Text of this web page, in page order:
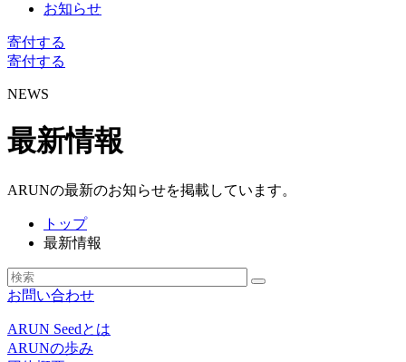
お知らせ
寄付する
寄付する
NEWS
最新情報
ARUNの最新のお知らせを掲載しています。
トップ
最新情報
お問い合わせ
ARUN Seedとは
ARUNの歩み